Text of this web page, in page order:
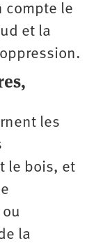
compte le
et la
les
le bois, et
la